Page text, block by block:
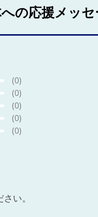
の応援メッセ
(0)
(0)
(0)
(0)
(0)
い。